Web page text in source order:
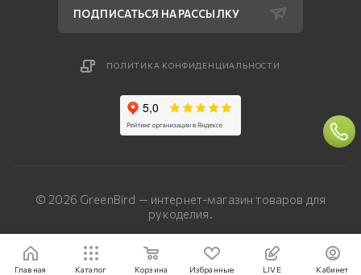
ПОДПИСАТЬСЯ НА РАССЫЛКУ
ПОЛИТИКА КОНФИДЕНЦИАЛЬНОСТИ
© 2026 GreenBird — интернет-магазин товаров для
рукоделия.
Разработка сайта — «Четвертый Рим»
Главная Каталог Корзина Избранные LIVE Кабинет